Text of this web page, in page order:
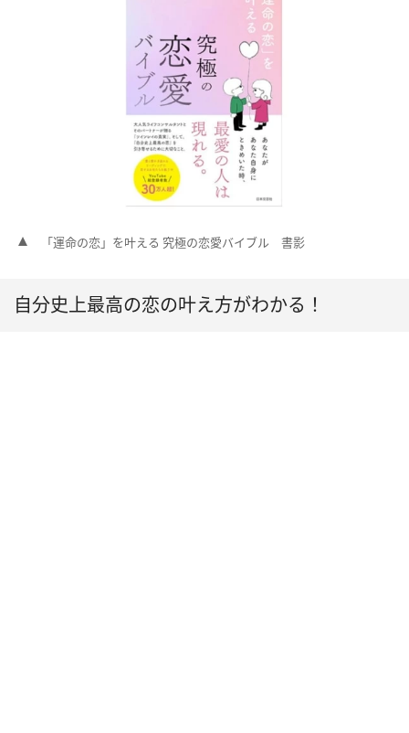
「運命の恋」を叶える 究極の恋愛バイブル 書影
自分史上最高の恋の叶え方がわかる！